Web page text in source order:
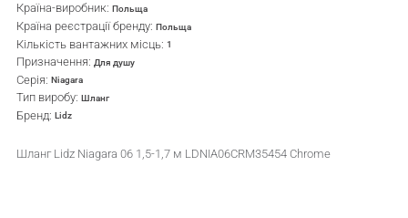
Країна-виробник: Польща
Країна реєстрації бренду: Польща
Кількість вантажних місць: 1
Призначення: Для душу
Серія: Niagara
Тип виробу: Шланг
Бренд: Lidz
Шланг Lidz Niagara 06 1,5-1,7 м LDNIA06CRM35454 Chrome